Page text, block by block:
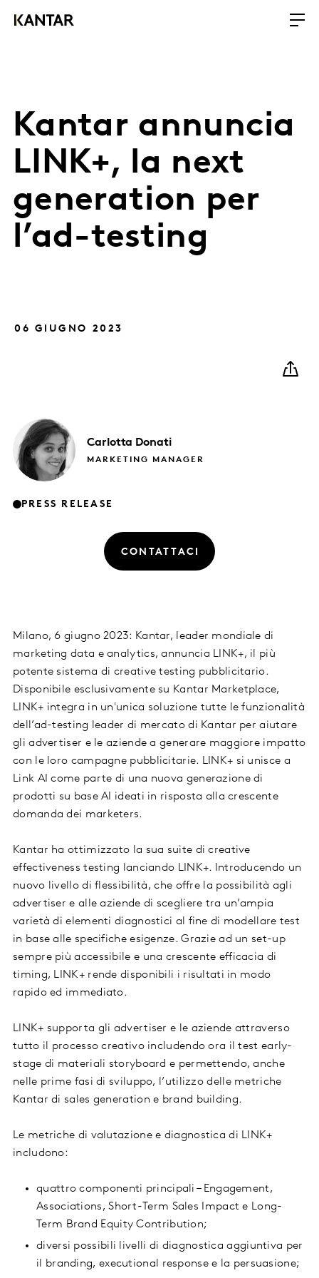
Kantar annuncia
LINK+, la next
generation per
l’ad-testing
06 GIUGNO 2023
Carlotta Donati
MARKETING MANAGER
PRESS RELEASE
CONTATTACI
Milano, 6 giugno 2023: Kantar, leader mondiale di
marketing data e analytics, annuncia LINK+, il più
potente sistema di creative testing pubblicitario.
Disponibile esclusivamente su Kantar Marketplace,
LINK+ integra in un'unica soluzione tutte le funzionalità
dell’ad-testing leader di mercato di Kantar per aiutare
gli advertiser e le aziende a generare maggiore impatto
con le loro campagne pubblicitarie. LINK+ si unisce a
Link AI come parte di una nuova generazione di
prodotti su base AI ideati in risposta alla crescente
domanda dei marketers.
Kantar ha ottimizzato la sua suite di creative
effectiveness testing lanciando LINK+. Introducendo un
nuovo livello di flessibilità, che offre la possibilità agli
advertiser e alle aziende di scegliere tra un’ampia
varietà di elementi diagnostici al fine di modellare test
in base alle specifiche esigenze. Grazie ad un set-up
sempre più accessibile e una crescente efficacia di
timing, LINK+ rende disponibili i risultati in modo
rapido ed immediato.
LINK+ supporta gli advertiser e le aziende attraverso
tutto il processo creativo includendo ora il test early-
stage di materiali storyboard e permettendo, anche
nelle prime fasi di sviluppo, l’utilizzo delle metriche
Kantar di sales generation e brand building.
Le metriche di valutazione e diagnostica di LINK+
includono:
quattro componenti principali – Engagement,
Associations, Short-Term Sales Impact e Long-
Term Brand Equity Contribution;
diversi possibili livelli di diagnostica aggiuntiva per
il branding, executional response e la persuasione;